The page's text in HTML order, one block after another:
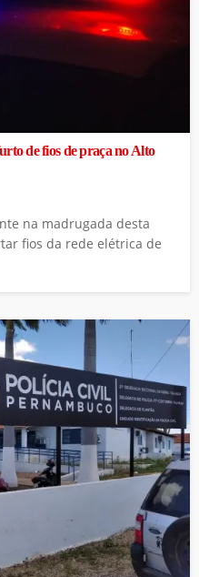
de fios de praça no Alto
na madrugada desta
fios da rede elétrica de